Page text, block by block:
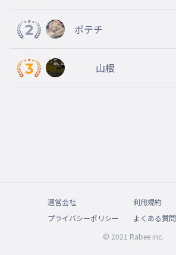
ポテチ
山根
運営会社
利用規約
プライバシーポリシー
よくある質問
© 2021 Rabee inc.